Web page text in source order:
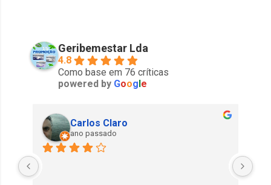
Geribemestar Lda
4.8
Como base em 76 críticas
powered by Google
Carlos Claro
ano passado